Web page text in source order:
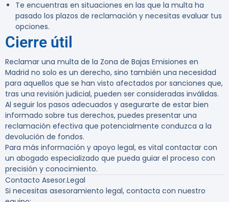
Te encuentras en situaciones en las que la multa ha
pasado los plazos de reclamación y necesitas evaluar tus
opciones.
Cierre útil
Reclamar una multa de la Zona de Bajas Emisiones en
Madrid no solo es un derecho, sino también una necesidad
para aquellos que se han visto afectados por sanciones que,
tras una revisión judicial, pueden ser consideradas inválidas.
Al seguir los pasos adecuados y asegurarte de estar bien
informado sobre tus derechos, puedes presentar una
reclamación efectiva que potencialmente conduzca a la
devolución de fondos.
Para más información y apoyo legal, es vital contactar con
un abogado especializado que pueda guiar el proceso con
precisión y conocimiento.
Contacto Asesor.Legal
Si necesitas asesoramiento legal, contacta con nuestro